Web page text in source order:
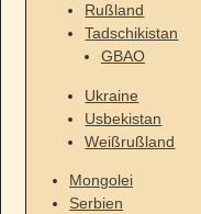
Rußland
Tadschikistan
GBAO
Ukraine
Usbekistan
Weißrußland
Mongolei
Serbien